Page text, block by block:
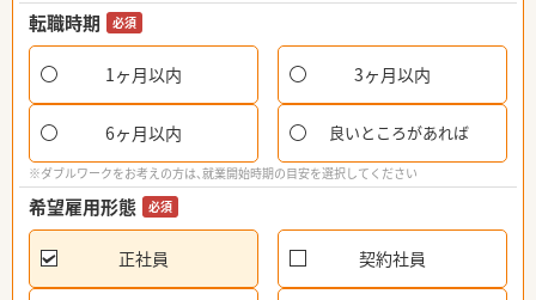
転職時期 必須
1ヶ月以内 3ヶ月以内
6ヶ月以内 良いところがあれば
※ダブルワークをお考えの方は、就業開始時期の目安を選択してください
希望雇用形態 必須
正社員 契約社員